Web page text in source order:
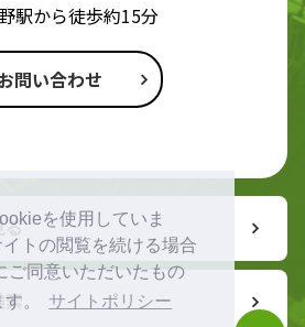
を使用していま
トの閲覧を続ける場合
ご同意いただいたもの
。
サイトポリシー
駅から徒歩約15分
問い合わせ
る
索